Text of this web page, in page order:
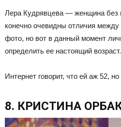
Лера Кудрявцева — женщина без
конечно очевидны отличия
фото, но вот в данный момент
определить ее настоящий возраст.
Интернет говорит, что ей аж 52,
8. КРИСТИНА